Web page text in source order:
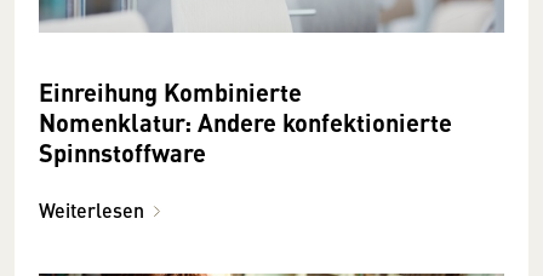
Einreihung Kombinierte
Nomenklatur: Andere konfektionierte
Spinnstoffware
Weiterlesen